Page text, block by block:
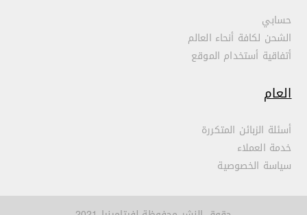
حسابي
الشحن لكافة أنحاء العالم
أتفاقية أستخدام الموقع
العام
أسئلة الزبائن المتكررة
خدمة العملاء
سياسة الخصوصية